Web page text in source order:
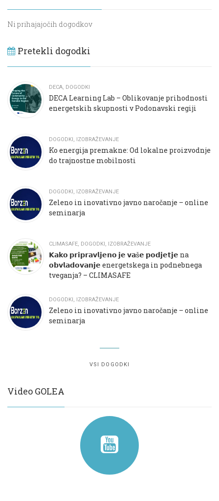
Ni prihajajočih dogodkov
Pretekli dogodki
DECA, DOGODKI
DECA Learning Lab – Oblikovanje prihodnosti
energetskih skupnosti v Podonavski regiji
DOGODKI, IZOBRAŽEVANJE
Ko energija premakne: Od lokalne proizvodnje
do trajnostne mobilnosti
DOGODKI, IZOBRAŽEVANJE
Zeleno in inovativno javno naročanje – online
seminarja
CLIMASAFE, DOGODKI, IZOBRAŽEVANJE
𝗞𝗮𝗸𝗼 𝗽𝗿𝗶𝗽𝗿𝗮𝘃𝗹𝗷𝗲𝗻𝗼 𝗷𝗲 𝘃𝗮š𝗲 𝗽𝗼𝗱𝗷𝗲𝘁𝗷𝗲 na
𝗼𝗯𝘃𝗹𝗮𝗱𝗼𝘃𝗮𝗻𝗷𝗲 energetskega in podnebnega
tveganja? – CLIMASAFE
DOGODKI, IZOBRAŽEVANJE
Zeleno in inovativno javno naročanje – online
seminarja
VSI DOGODKI
Video GOLEA